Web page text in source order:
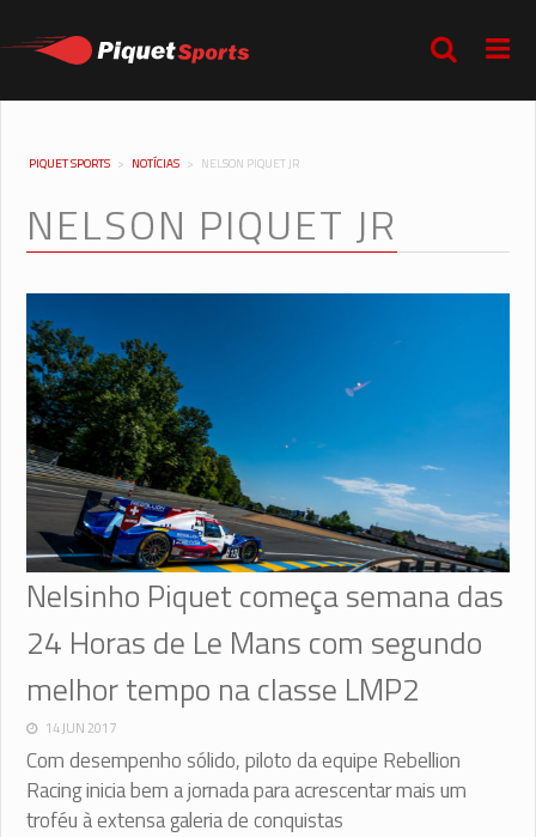
PIQUET SPORTS > NOTÍCIAS > NELSON PIQUET JR
NELSON PIQUET JR
Nelsinho Piquet começa semana das
24 Horas de Le Mans com segundo
melhor tempo na classe LMP2
14 JUN 2017
Com desempenho sólido, piloto da equipe Rebellion
Racing inicia bem a jornada para acrescentar mais um
troféu à extensa galeria de conquistas